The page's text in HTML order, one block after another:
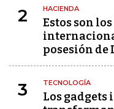
2 HACIENDA
Estos son
posesión de
3 TECNOLOGÍA
Los gadgets